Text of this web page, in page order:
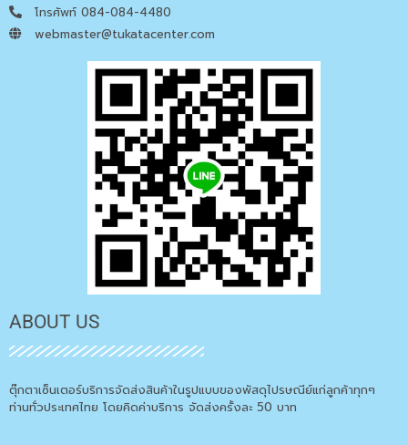
โทรศัพท์ 084-084-4480
webmaster@tukatacenter.com
ABOUT US
ตุ๊กตาเซ็นเตอร์บริการจัดส่งสินค้าในรูปแบบของพัสดุไปรษณีย์แก่ลูกค้าทุกๆ
ท่านทั่วประเทศไทย โดยคิดค่าบริการ จัดส่งครั้งละ 50 บาท